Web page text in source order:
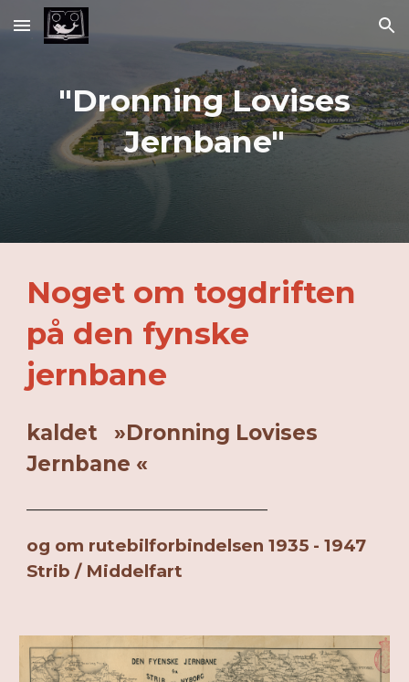
Skip to main content Skip to navigation
"Dronning Lovises
Jernbane"
Noget om togdriften
på den fynske
jernbane
kaldet »Dronning Lovises
Jernbane «
og om rutebilforbindelsen 1935 - 1947
Strib / Middelfart